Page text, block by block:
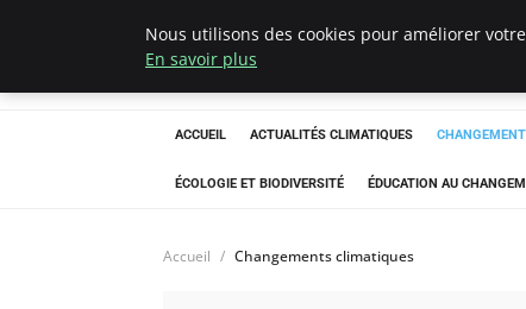
ACCUEIL ACTUALITÉS CLIMATIQUES
ÉCOLOGIE ET BIODIVERSITÉ ÉDUCATION AU
Accueil Changements climatiques
Nous utilisons des cookies pour améliorer
En savoir plus